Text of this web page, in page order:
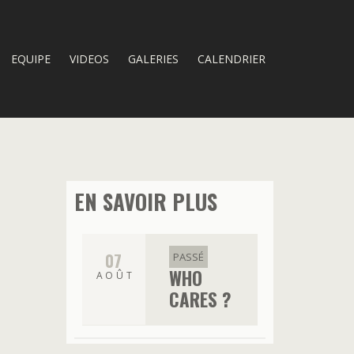
EQUIPE VIDEOS GALERIES CALENDRIER
EN SAVOIR PLUS
PASSÉ
07
AOÛT WHO
CARES ?